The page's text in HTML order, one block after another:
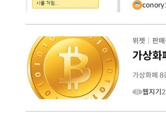
conory
위젯 판
가상화
가상화폐 8
웹지기